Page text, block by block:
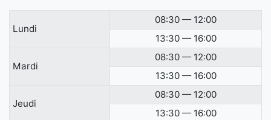
Lundi
08:30 — 12:00
13:30 — 16:00
Mardi
08:30 — 12:00
13:30 — 16:00
Jeudi
08:30 — 12:00
13:30 — 16:00